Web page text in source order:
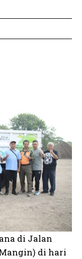
di Jalan
di hari